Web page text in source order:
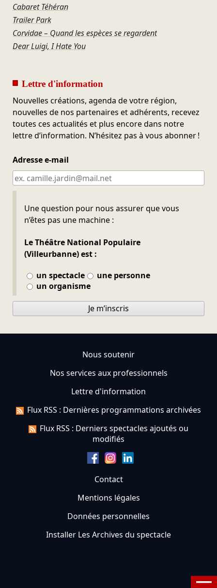
Cabaret Téhéran
Trailer Park
Corvidae – Quand les espèces se regardent
Dear Luigi, I Hate You
Lettre d'information
Nouvelles créations, agenda de votre région,
nouvelles de nos partenaires et adhérents, recevez
toutes ces actualités et plus encore dans notre
lettre d’information. N’hésitez pas à vous abonner !
Adresse e-mail
Une question pour nous assurer que vous
n’êtes pas une machine :
Le Théâtre National Populaire
(Villeurbanne) est :
un spectacle
une personne
un organisme
Ne pas remplir
Je m’inscris
Nous soutenir
Nos services aux professionnels
Lettre d'information
Flux RSS : Dernières programmations archivées
Flux RSS : Derniers spectacles ajoutés ou
modifiés
Contact
Mentions légales
Données personnelles
Installer Les Archives du spectacle